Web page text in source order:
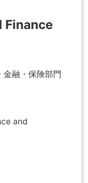
Finance
金融・保険部門
and